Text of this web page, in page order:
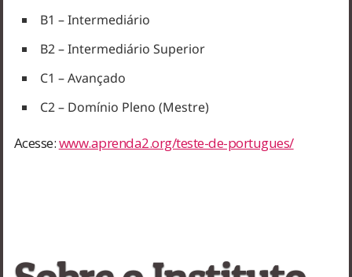
B1 – Intermediário
B2 – Intermediário Superior
C1 – Avançado
C2 – Domínio Pleno (Mestre)
Acesse:www.aprenda2.org/teste-de-portugues/